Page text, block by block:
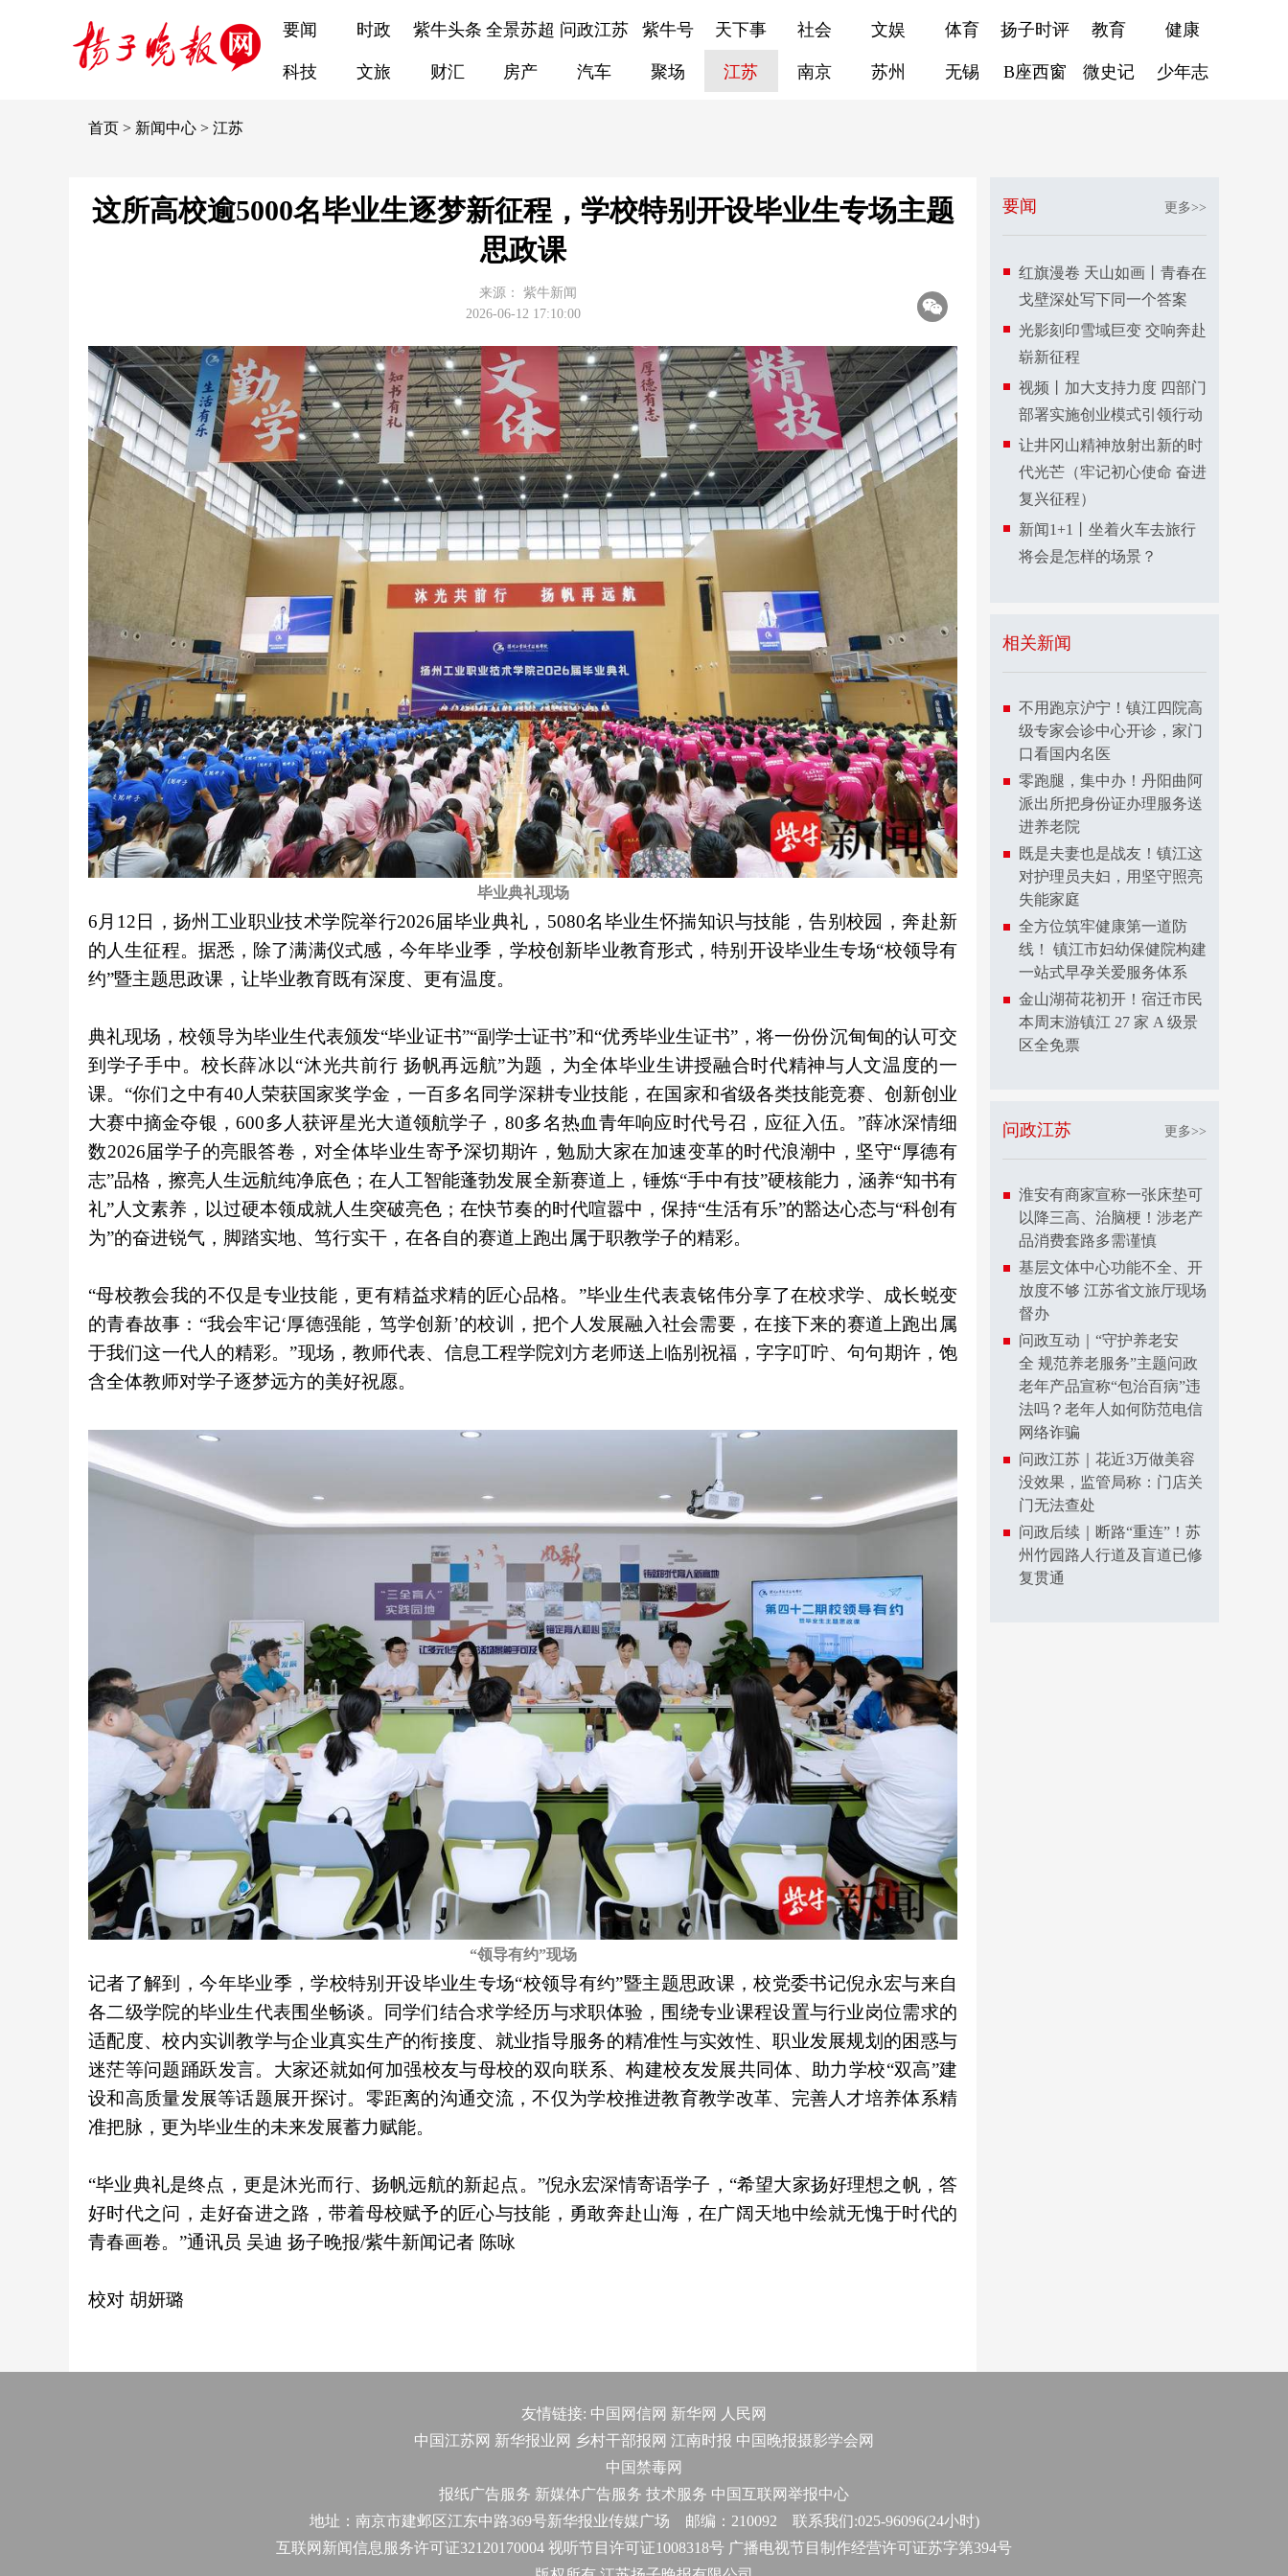
要闻 时政 紫牛头条 全景苏超 问政江苏 紫牛号 天下事 社会 文娱 体育 扬子时评 教育 健康
科技 文旅 财汇 房产 汽车 聚场 江苏 南京 苏州 无锡 B座西窗 微史记 少年志
首页 > 新闻中心 > 江苏
这所高校逾5000名毕业生逐梦新征程，学校特别开设毕业生专场主题
思政课
来源：
紫牛新闻
2026-06-12 17:10:00
毕业典礼现场
6月12日，扬州工业职业技术学院举行2026届毕业典礼，5080名毕业生怀揣知识与技能，告别校园，奔赴新
的人生征程。据悉，除了满满仪式感，今年毕业季，学校创新毕业教育形式，特别开设毕业生专场“校领导有
约”暨主题思政课，让毕业教育既有深度、更有温度。
典礼现场，校领导为毕业生代表颁发“毕业证书”“副学士证书”和“优秀毕业生证书”，将一份份沉甸甸的认可交
到学子手中。校长薛冰以“沐光共前行 扬帆再远航”为题，为全体毕业生讲授融合时代精神与人文温度的一
课。“你们之中有40人荣获国家奖学金，一百多名同学深耕专业技能，在国家和省级各类技能竞赛、创新创业
大赛中摘金夺银，600多人获评星光大道领航学子，80多名热血青年响应时代号召，应征入伍。”薛冰深情细
数2026届学子的亮眼答卷，对全体毕业生寄予深切期许，勉励大家在加速变革的时代浪潮中，坚守“厚德有
志”品格，擦亮人生远航纯净底色；在人工智能蓬勃发展全新赛道上，锤炼“手中有技”硬核能力，涵养“知书有
礼”人文素养，以过硬本领成就人生突破亮色；在快节奏的时代喧嚣中，保持“生活有乐”的豁达心态与“科创有
为”的奋进锐气，脚踏实地、笃行实干，在各自的赛道上跑出属于职教学子的精彩。
“母校教会我的不仅是专业技能，更有精益求精的匠心品格。”毕业生代表袁铭伟分享了在校求学、成长蜕变
的青春故事：“我会牢记‘厚德强能，笃学创新’的校训，把个人发展融入社会需要，在接下来的赛道上跑出属
于我们这一代人的精彩。”现场，教师代表、信息工程学院刘方老师送上临别祝福，字字叮咛、句句期许，饱
含全体教师对学子逐梦远方的美好祝愿。
“领导有约”现场
记者了解到，今年毕业季，学校特别开设毕业生专场“校领导有约”暨主题思政课，校党委书记倪永宏与来自
各二级学院的毕业生代表围坐畅谈。同学们结合求学经历与求职体验，围绕专业课程设置与行业岗位需求的
适配度、校内实训教学与企业真实生产的衔接度、就业指导服务的精准性与实效性、职业发展规划的困惑与
迷茫等问题踊跃发言。大家还就如何加强校友与母校的双向联系、构建校友发展共同体、助力学校“双高”建
设和高质量发展等话题展开探讨。零距离的沟通交流，不仅为学校推进教育教学改革、完善人才培养体系精
准把脉，更为毕业生的未来发展蓄力赋能。
“毕业典礼是终点，更是沐光而行、扬帆远航的新起点。”倪永宏深情寄语学子，“希望大家扬好理想之帆，答
好时代之问，走好奋进之路，带着母校赋予的匠心与技能，勇敢奔赴山海，在广阔天地中绘就无愧于时代的
青春画卷。”通讯员 吴迪 扬子晚报/紫牛新闻记者 陈咏
校对 胡妍璐
要闻 更多>>
红旗漫卷 天山如画丨青春在
戈壁深处写下同一个答案
光影刻印雪域巨变 交响奔赴
崭新征程
视频丨加大支持力度 四部门
部署实施创业模式引领行动
让井冈山精神放射出新的时
代光芒（牢记初心使命 奋进
复兴征程）
新闻1+1丨坐着火车去旅行
将会是怎样的场景？
相关新闻
不用跑京沪宁！镇江四院高
级专家会诊中心开诊，家门
口看国内名医
零跑腿，集中办！丹阳曲阿
派出所把身份证办理服务送
进养老院
既是夫妻也是战友！镇江这
对护理员夫妇，用坚守照亮
失能家庭
全方位筑牢健康第一道防
线！ 镇江市妇幼保健院构建
一站式早孕关爱服务体系
金山湖荷花初开！宿迁市民
本周末游镇江 27 家 A 级景
区全免票
问政江苏 更多>>
淮安有商家宣称一张床垫可
以降三高、治脑梗！涉老产
品消费套路多需谨慎
基层文体中心功能不全、开
放度不够 江苏省文旅厅现场
督办
问政互动｜“守护养老安
全 规范养老服务”主题问政
老年产品宣称“包治百病”违
法吗？老年人如何防范电信
网络诈骗
问政江苏｜花近3万做美容
没效果，监管局称：门店关
门无法查处
问政后续｜断路“重连”！苏
州竹园路人行道及盲道已修
复贯通
友情链接: 中国网信网 新华网
人民网
中国江苏网 新华报业网 乡村干部报网 江南时报 中国晚报摄影学会网
中国禁毒网
报纸广告服务 新媒体广告服务 技术服务 中国互联网举报中心
地址：南京市建邺区江东中路369号新华报业传媒广场 邮编：210092 联系我们:025-96096(24小时)
互联网新闻信息服务许可证32120170004 视听节目许可证1008318号 广播电视节目制作经营许可证苏字第394号